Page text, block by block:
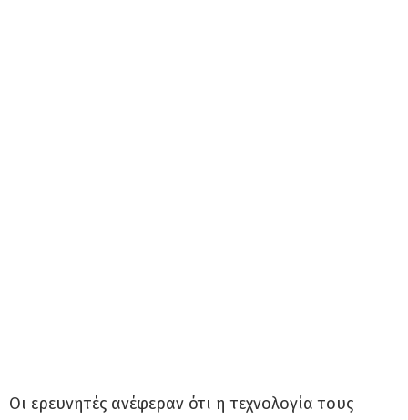
Οι ερευνητές ανέφεραν ότι η τεχνολογία τους